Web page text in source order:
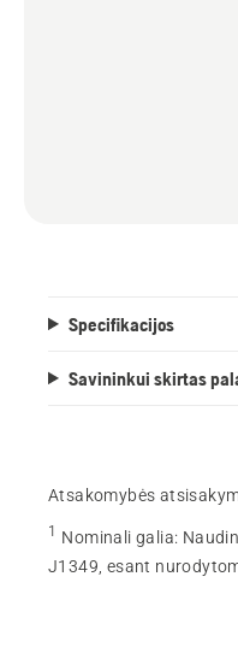
Specifikacijos
Savininkui skirtas
Atsakomybės
1 Nominali galia:
J1349, esant